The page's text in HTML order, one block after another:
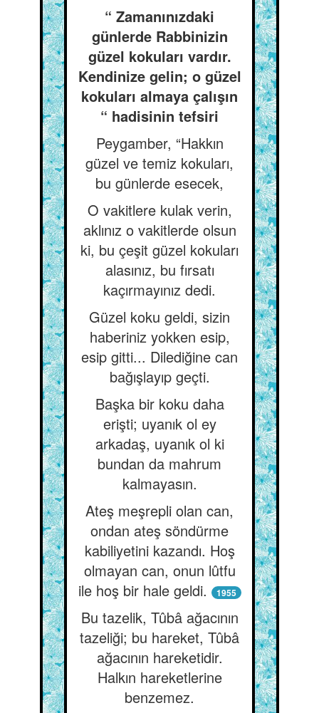
“ Zamanınızdaki
günlerde Rabbinizin
güzel kokuları vardır.
Kendinize gelin; o güzel
kokuları almaya çalışın
“ hadisinin tefsiri
Peygamber, “Hakkın
güzel ve temiz kokuları,
bu günlerde esecek,
O vakitlere kulak verin,
aklınız o vakitlerde olsun
ki, bu çeşit güzel kokuları
alasınız, bu fırsatı
kaçırmayınız dedi.
Güzel koku geldi, sizin
haberiniz yokken esip,
esip gitti... Dilediğine can
bağışlayıp geçti.
Başka bir koku daha
erişti; uyanık ol ey
arkadaş, uyanık ol ki
bundan da mahrum
kalmayasın.
Ateş meşrepli olan can,
ondan ateş söndürme
kabiliyetini kazandı. Hoş
olmayan can, onun lûtfu
ile hoş bir hale geldi.
1955
Bu tazelik, Tûbâ ağacının
tazeliği; bu hareket, Tûbâ
ağacının hareketidir.
Halkın hareketlerine
benzemez.